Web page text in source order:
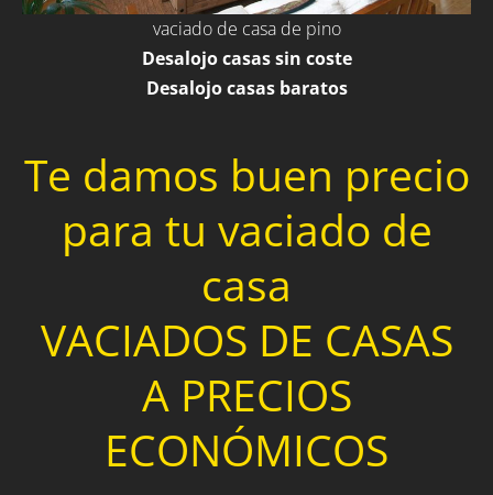
vaciado de casa de pino
Desalojo casas sin coste
Desalojo casas baratos
Te damos buen precio
para tu vaciado de
casa
VACIADOS DE CASAS
A PRECIOS
ECONÓMICOS